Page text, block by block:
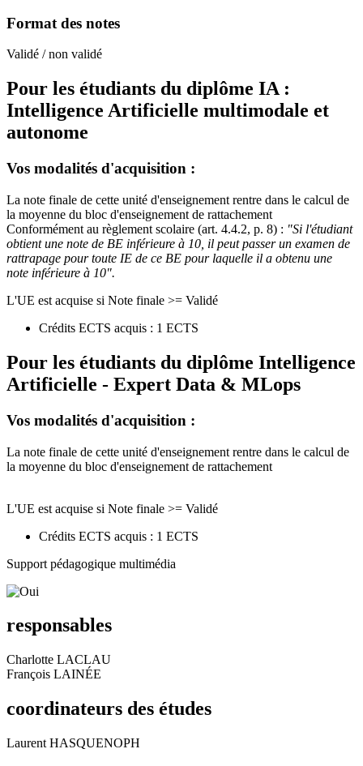
Format des notes
Validé / non validé
Pour les étudiants du diplôme IA :
Intelligence Artificielle multimodale et
autonome
Vos modalités d'acquisition :
La note finale de cette unité d'enseignement rentre dans le calcul de
la moyenne du bloc d'enseignement de rattachement
Conformément au règlement scolaire (art. 4.4.2, p. 8) : "Si l'étudiant
obtient une note de BE inférieure à 10, il peut passer un examen de
rattrapage pour toute IE de ce BE pour laquelle il a obtenu une
note inférieure à 10".
L'UE est acquise si Note finale >= Validé
Crédits ECTS acquis : 1 ECTS
Pour les étudiants du diplôme Intelligence
Artificielle - Expert Data & MLops
Vos modalités d'acquisition :
La note finale de cette unité d'enseignement rentre dans le calcul de
la moyenne du bloc d'enseignement de rattachement
L'UE est acquise si Note finale >= Validé
Crédits ECTS acquis : 1 ECTS
Support pédagogique multimédia
responsables
Charlotte LACLAU
François LAINÉE
coordinateurs des études
Laurent HASQUENOPH